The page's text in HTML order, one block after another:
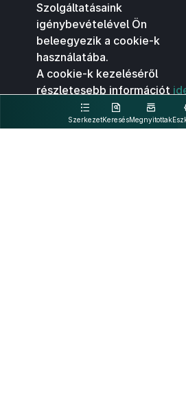
SzerkezetKeresésMegnyitottak
Szolgáltatásaink
igénybevételével Ön
beleegyezik a cookie-k
használatába.
A cookie-k kezeléséről
részletesebb információt
kattintva olvashat.